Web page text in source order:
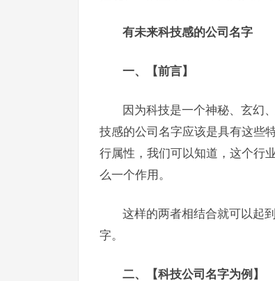
有未来科技感的公司名字
一、【前言】
因为科技是一个神秘、玄幻
技感的公司名字应该是具有这些
行属性，我们可以知道，这个行
么一个作用。
这样的两者相结合就可以起
字。
二、【科技公司名字为例】